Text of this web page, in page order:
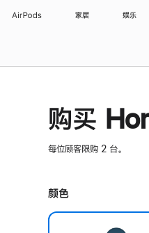
AirPods 家居 娱乐
购买
每位顾客限购 2 台。
颜色